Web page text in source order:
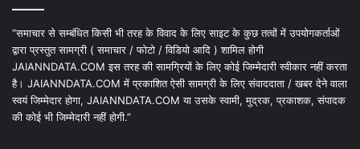
“समाचार से सम्बंधित किसी भी तरह के विवाद के लिए साइट के कुछ तत्वों में उपयोगकर्ताओं
द्वारा प्रस्तुत सामग्री ( समाचार / फोटो / विडियो आदि ) शामिल होगी
JAIANNDATA.COM इस तरह की सामग्रियों के लिए कोई जिम्मेदारी स्वीकार नहीं करता
है। JAIANNDATA.COM में प्रकाशित ऐसी सामग्री के लिए संवाददाता / खबर देने वाला
स्वयं जिम्मेदार होगा, JAIANNDATA.COM या उसके स्वामी, मुद्रक, प्रकाशक, संपादक
की कोई भी जिम्मेदारी नहीं होगी.”